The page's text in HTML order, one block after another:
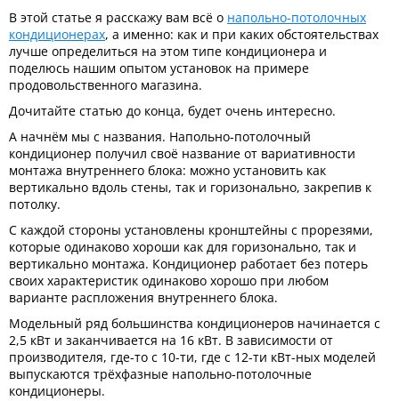
В этой статье я расскажу вам всё о напольно-потолочных
кондиционерах, а именно: как и при каких обстоятельствах
лучше определиться на этом типе кондиционера и
поделюсь нашим опытом установок на примере
продовольственного магазина.
Дочитайте статью до конца, будет очень интересно.
А начнём мы с названия. Напольно-потолочный
кондиционер получил своё название от вариативности
монтажа внутреннего блока: можно установить как
вертикально вдоль стены, так и горизонально, закрепив к
потолку.
С каждой стороны установлены кронштейны с прорезями,
которые одинаково хороши как для горизонально, так и
вертикально монтажа. Кондиционер работает без потерь
своих характеристик одинаково хорошо при любом
варианте распложения внутреннего блока.
Модельный ряд большинства кондиционеров начинается с
2,5 кВт и заканчивается на 16 кВт. В зависимости от
производителя, где-то с 10-ти, где с 12-ти кВт-ных моделей
выпускаются трёхфазные напольно-потолочные
кондиционеры.